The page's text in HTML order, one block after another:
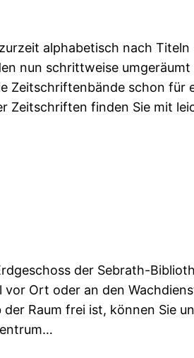
alphabetisch nach
nun schrittweise umgeräumt
Zeitschriftenbände schon für
Zeitschriften finden Sie mit
der Sebrath-
Ort oder an den
Raum frei ist, können Sie